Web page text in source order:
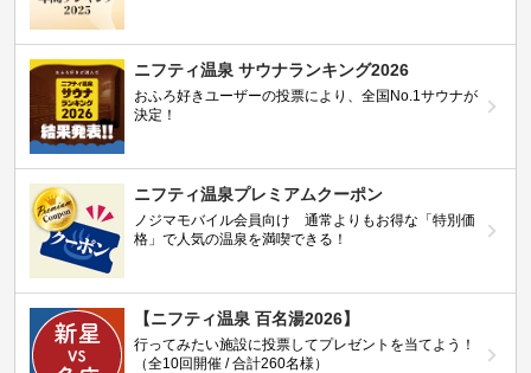
ニフティ温泉 サウナランキング2026
おふろ好きユーザーの投票により、全国No.1サウナが
決定！
ニフティ温泉プレミアムクーポン
ノジマモバイル会員向け 通常よりもお得な「特別価
格」で人気の温泉を満喫できる！
【ニフティ温泉 百名湯2026】
行ってみたい施設に投票してプレゼントを当てよう！
（全10回開催 / 合計260名様）